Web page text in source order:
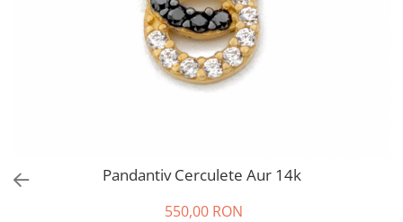
Pandantiv Cerculete Aur 14k
550,00 RON